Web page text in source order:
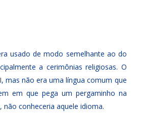
usado de modo semelhante ao do
a cerimônias religiosas. O
mas não era uma língua comum que
em que pega um pergaminho na
conheceria aquele idioma.